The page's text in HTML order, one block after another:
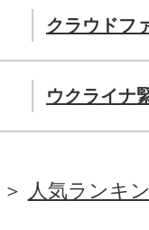
クラウドフ
ウクライナ
人気ランキ